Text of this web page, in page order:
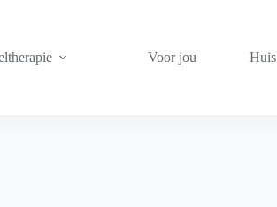
Voor jou